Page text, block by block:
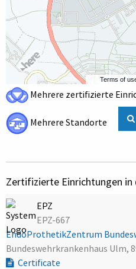
Terms of
Mehrere zertifizierte
Mehrere Standorte
Zertifizierte Einrichtungen in
EPZ
EPZ-667
EndoProthetikZentrum
Bundeswehrkrankenhaus Ulm,
Certificate